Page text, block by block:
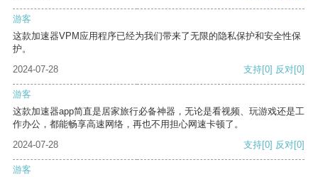
游客
这款加速器VPM应用程序已经为我们带来了无限的隐私保护和安全性保
护。
2024-07-28
支持[0] 反对[0]
游客
这款加速器app简直是居家旅行必备神器，无论是看视频、玩游戏还是工
作办公，都能畅享高速网络，再也不用担心网速卡顿了。
2024-07-28
支持[0] 反对[0]
游客